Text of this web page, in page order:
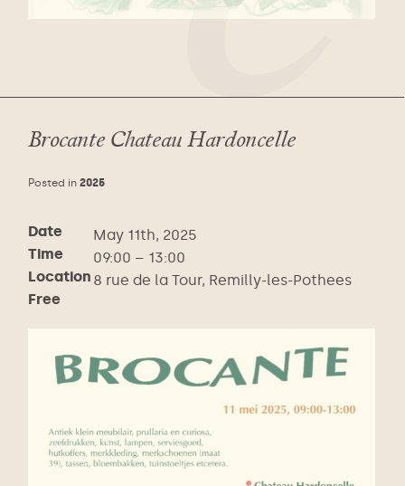
Brocante Chateau Hardoncelle
Posted in 2025
Date
May 11th, 2025
Time
09:00 – 13:00
Location 8 rue de la Tour, Remilly-les-Pothees
Free